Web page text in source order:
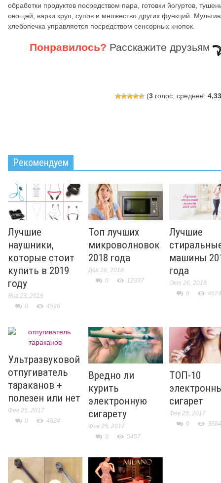
обработки продуктов посредством пара, готовки йогуртов,
овощей, варки круп, супов и множество других функций.
хлебопечка управляется посредством сенсорных кнопок.
Понравилось? Расскажите друзьям
(3голос, среднее: 4,33
Рекомендуем
Лучшие
наушники,
которые стоит
купить в 2019
году
Янв 23, 2019
0
4526
Топ лучших
микроволновок
2018 года
Дек 26, 2018
0
12337
Лучшие
машины
года
Окт 26, 2018
0
4674
Ультразвуковой
отпугиватель
тараканов +
полезен или нет
Фев 25, 2017
0
4824
Вредно ли
курить
электронную
сигарету
Фев 25, 2017
0
5457
ТОП-10
сигарет
Фев 25, 2017
0